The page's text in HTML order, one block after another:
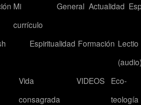
Mi
currículo
General Actualidad
Espiritualidad Formación Lectio
Vida
consagrada
VIDEOS
Eco-
teología